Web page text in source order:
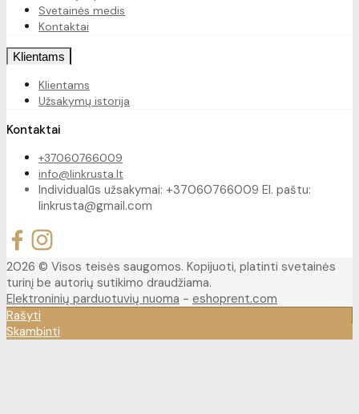
Svetainės medis
Kontaktai
Klientams
Klientams
Užsakymų istorija
Kontaktai
+37060766009
info@linkrusta.lt
Individualūs užsakymai: +37060766009 El. paštu:
linkrusta@gmail.com
2026 © Visos teisės saugomos. Kopijuoti, platinti svetainės
turinį be autorių sutikimo draudžiama.
Elektroninių parduotuvių nuoma - eshoprent.com
Rašyti
Skambinti